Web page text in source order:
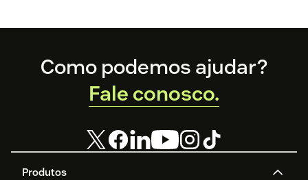
Footer
Produtos
Como podemos ajudar?
Fale conosco.